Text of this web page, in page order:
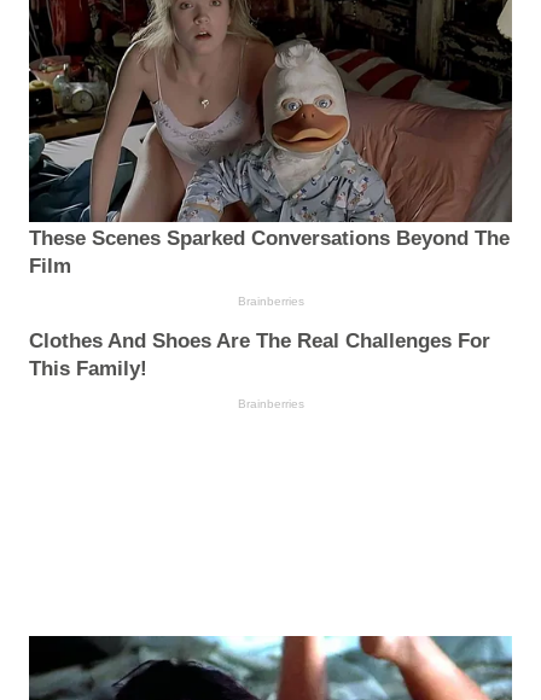
These Scenes Sparked Conversations Beyond The
Film
Brainberries
Clothes And Shoes Are The Real Challenges For
This Family!
Brainberries